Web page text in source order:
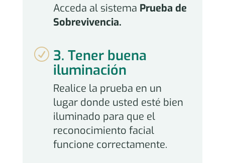
Acceda al sistema Prueba de
Sobrevivencia.
R 3. Tener buena
iluminación
Realice la prueba en un
lugar donde usted esté bien
iluminado para que el
reconocimiento facial
funcione correctamente.